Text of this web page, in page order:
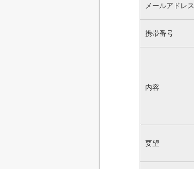
メールアドレス
携帯番号
内容
要望